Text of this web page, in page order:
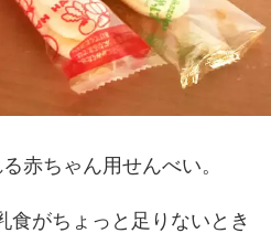
赤ちゃん用せんべい。
食がちょっと足りないとき